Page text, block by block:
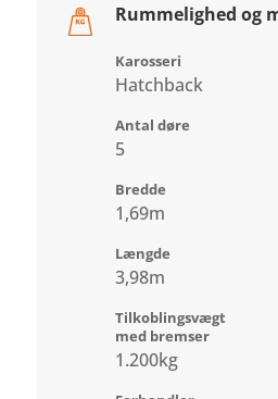
Rummelighed og
Karosseri
Hatchback
Antal døre
5
Bredde
1,69m
Længde
3,98m
Tilkoblingsvægt
med bremser
1.200kg